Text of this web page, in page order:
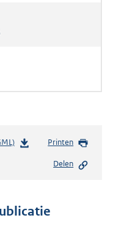
b
n
Printen
Delen